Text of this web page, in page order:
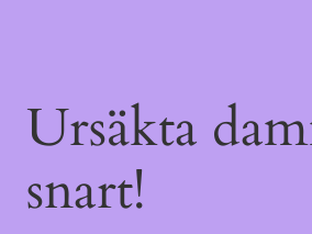
Ursäkta
snart!